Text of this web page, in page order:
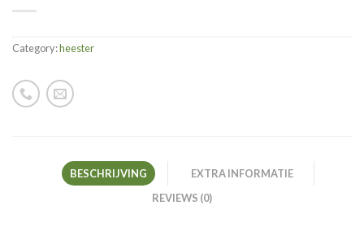
Category:heester
BESCHRIJVING
EXTRA INFORMATIE
REVIEWS (0)